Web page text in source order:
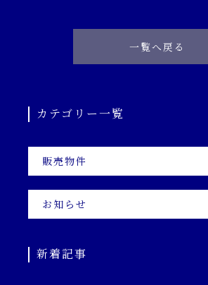
一覧へ戻る
カテゴリー一覧
販売物件
お知らせ
新着記事